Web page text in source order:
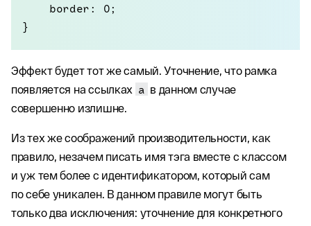
    border: 0;
}
Эффект будет тот же самый. Уточнение, что рамка
появляется на ссылках a в данном случае
совершенно излишне.
Из тех же соображений производительности, как
правило, незачем писать имя тэга вместе с классом
и уж тем более с идентификатором, который сам
по себе уникален. В данном правиле могут быть
только два исключения: уточнение для конкретного